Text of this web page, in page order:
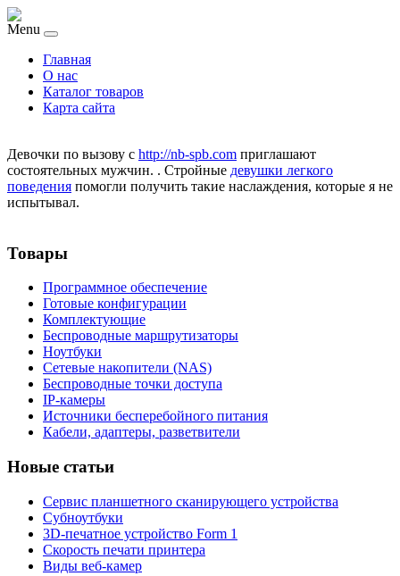
Menu
Главная
О нас
Каталог товаров
Карта сайта
Девочки по вызову с http://nb-spb.com приглашают
состоятельных мужчин. . Стройные девушки легкого
поведения помогли получить такие наслаждения, которые я не
испытывал.
Товары
Программное обеспечение
Готовые конфигурации
Комплектующие
Беспроводные маршрутизаторы
Ноутбуки
Сетевые накопители (NAS)
Беспроводные точки доступа
IP-камеры
Источники бесперебойного питания
Кабели, адаптеры, разветвители
Новые статьи
Сервис планшетного сканирующего устройства
Субноутбуки
3D-печатное устройство Form 1
Скорость печати принтера
Виды веб-камер